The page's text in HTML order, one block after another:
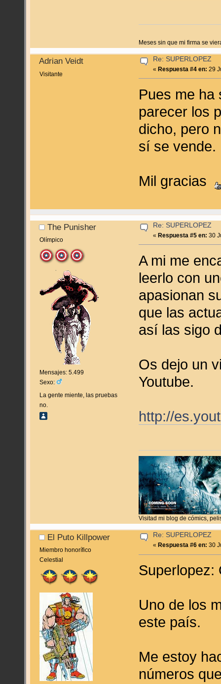
Meses sin que mi firma se
Adrian Veidt
Visitante
Re: SUPERLOPEZ
« Respuesta #4 en: 29
Pues me ha
parecer los
dicho, pero
sí se vende.
Mil gracias
The Punisher
Olímpico
Mensajes: 5.499
Sexo:
La gente miente, las pruebas
no.
Re: SUPERLOPEZ
«Respuesta #5 en: 30
A mi me
leerlo con
apasionan
que las
así las sigo
Os dejo un
Youtube.
http://
Visitad mi blog de cómics,
El Puto Killpower
Miembro honorífico
Celestial
Re: SUPERLOPEZ
« Respuesta #6 en: 30
Uno de los
este país.
Me estoy
números